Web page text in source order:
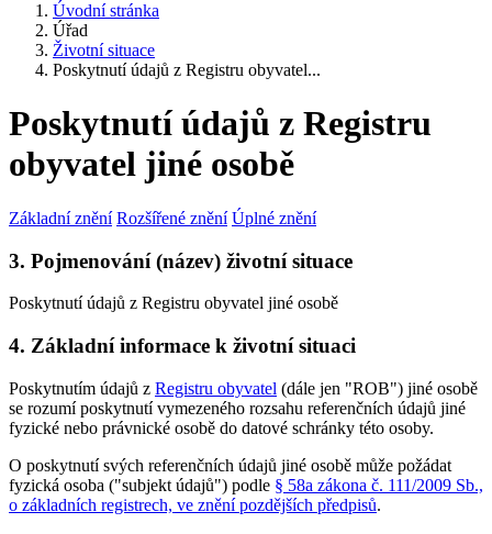
Úvodní stránka
Úřad
Životní situace
Poskytnutí údajů z Registru obyvatel...
Poskytnutí údajů z Registru
obyvatel jiné osobě
Základní znění Rozšířené znění Úplné znění
3. Pojmenování (název) životní situace
Poskytnutí údajů z Registru obyvatel jiné osobě
4. Základní informace k životní situaci
Poskytnutím údajů z Registru obyvatel (dále jen "ROB") jiné osobě
se rozumí poskytnutí vymezeného rozsahu referenčních údajů jiné
fyzické nebo právnické osobě do datové schránky této osoby.
O poskytnutí svých referenčních údajů jiné osobě může požádat
fyzická osoba ("subjekt údajů") podle § 58a zákona č. 111/2009 Sb.,
o základních registrech, ve znění pozdějších předpisů.